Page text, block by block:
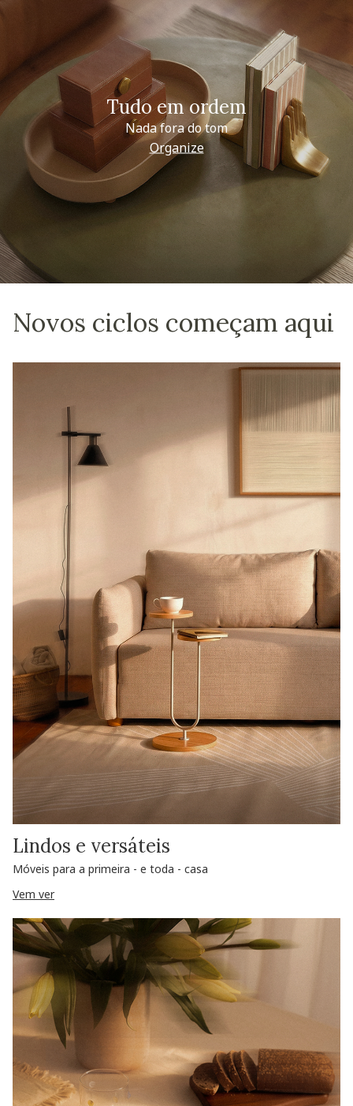
Tudo em ordem
Nada fora do tom
Organize
Novos ciclos começam aqui
Lindos e versáteis
Móveis para a primeira - e toda - casa
Vem ver